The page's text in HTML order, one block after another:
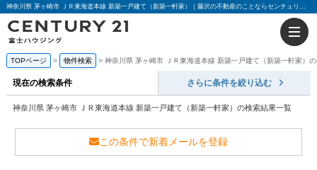
神奈川県 茅ヶ崎市 ＪＲ東海道本線 新築一戸建て（新築一軒家）｜藤沢の不動産のことならセンチュリー21富士ハウジング
TOPページ 物件検索 神奈川県 茅ヶ崎市 ＪＲ東海道本線 新築一戸建て（新築一軒家）
現在の検索条件 さらに条件を絞り込む
神奈川県 茅ヶ崎市 ＪＲ東海道本線 新築一戸建て（新築一軒家）の検索結果一覧
この条件で新着メールを登録